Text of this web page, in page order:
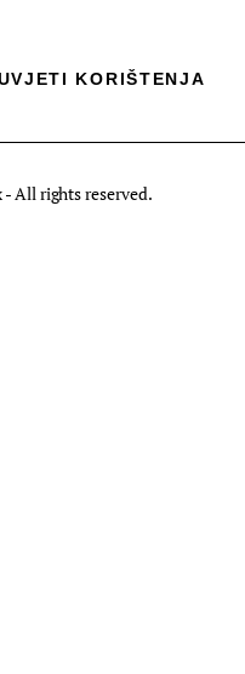
KORIŠTENJA
All rights reserved.